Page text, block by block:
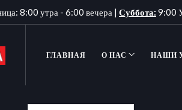
8:00 утра - 6:00 вечера | Суббота: 9:00
ГЛАВНАЯ О НАС НАШИ